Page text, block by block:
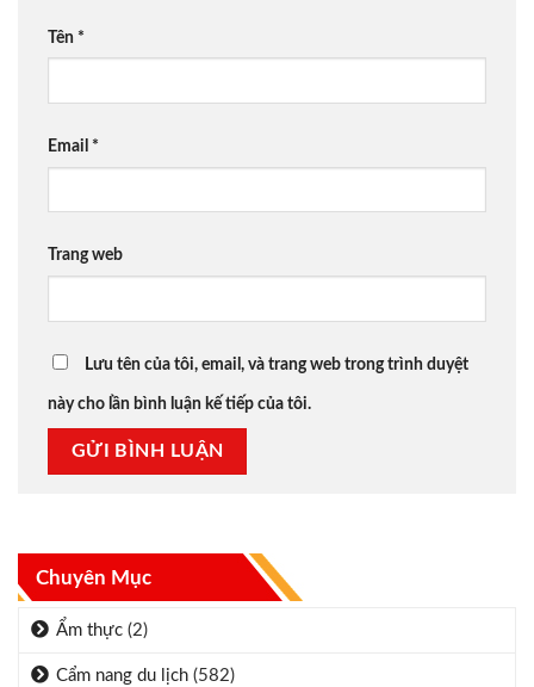
Chuyên Mục
Ẩm thực (2)
Cẩm nang du lịch (582)
Tên *
Email *
Trang web
Lưu tên của tôi, email, và trang web trong trình duyệt
này cho lần bình luận kế tiếp của tôi.